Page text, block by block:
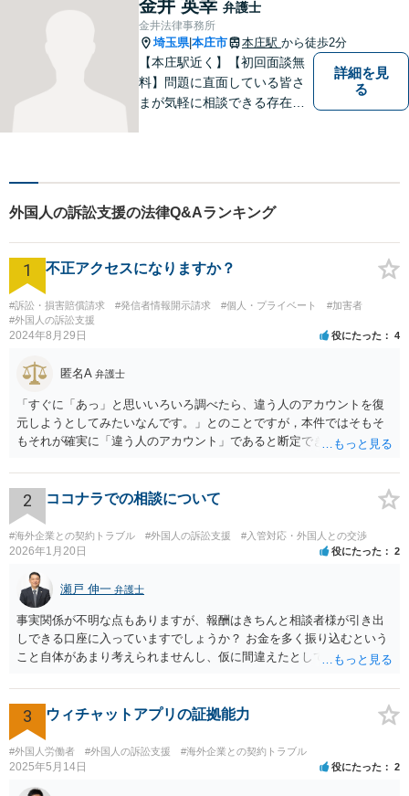
法律事務所／特許事務所を目
指しています。お気軽にご相
談ください。
金井 英幸 弁護士
金井法律事務所
埼玉県|本庄市 本庄駅 から徒歩2分
【本庄駅近く】【初回面談無
料】問題に直面している皆さ
まが気軽に相談できる存在に
／休日対応可能】公平・公正
な立場から、事件の見通しを
正確に伝えます。お気軽にご
相談ください。
詳細を見
る
外国人の訴訟支援の法律Q&Aランキング
1 不正アクセスになりますか？
#訴訟・損害賠償請求 #発信者情報開示請求 #個人・プライベート
#加害者
#外国人の訴訟支援
2024年8月29日 役にたった 4
匿名A 弁護士
「すぐに「あっ」と思いいろいろ調べたら、違う人のアカウントを復
元しようとしてみたいなんです。」とのことですが，本件ではそもそ
もそれが確実に「違う人のアカウント」であると断定できていません
できません。余計な心配でしょう。
2 ココナラでの相談について
#海外企業との契約トラブル #外国人の訴訟支援 #入管対応・外国人との交渉
2026年1月20日 役にたった 2
瀬戸 伸一 弁護士
事実関係が不明な点もありますが、報酬はきちんと相談者様が引き出
しできる口座に入っていますでしょうか？ お金を多く振り込むという
こと自体があまり考えられませんし、仮に間違えたとしても、海外の
で、paypayを使うというのは、話として怪しい感じがします。 絶対に
損のないように行動されるとよいと思われます。
3 ウィチャットアプリの証拠能力
#外国人労働者 #外国人の訴訟支援 #海外企業との契約トラブル
2025年5月14日 役にたった 2